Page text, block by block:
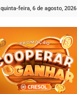
quinta-feira, 6 de agosto, 2026